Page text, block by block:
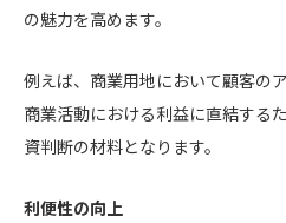
の魅力を高めます。
例えば、商業用地において顧客の
商業活動における利益に直結する
資判断の材料となります。
利便性の向上